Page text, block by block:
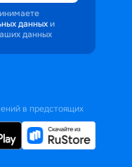
данных и
данных
в предстоящих